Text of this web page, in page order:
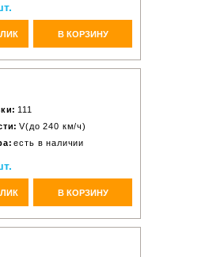
В КОРЗИНУ
111
V(до 240 км/ч)
есть в наличии
В КОРЗИНУ